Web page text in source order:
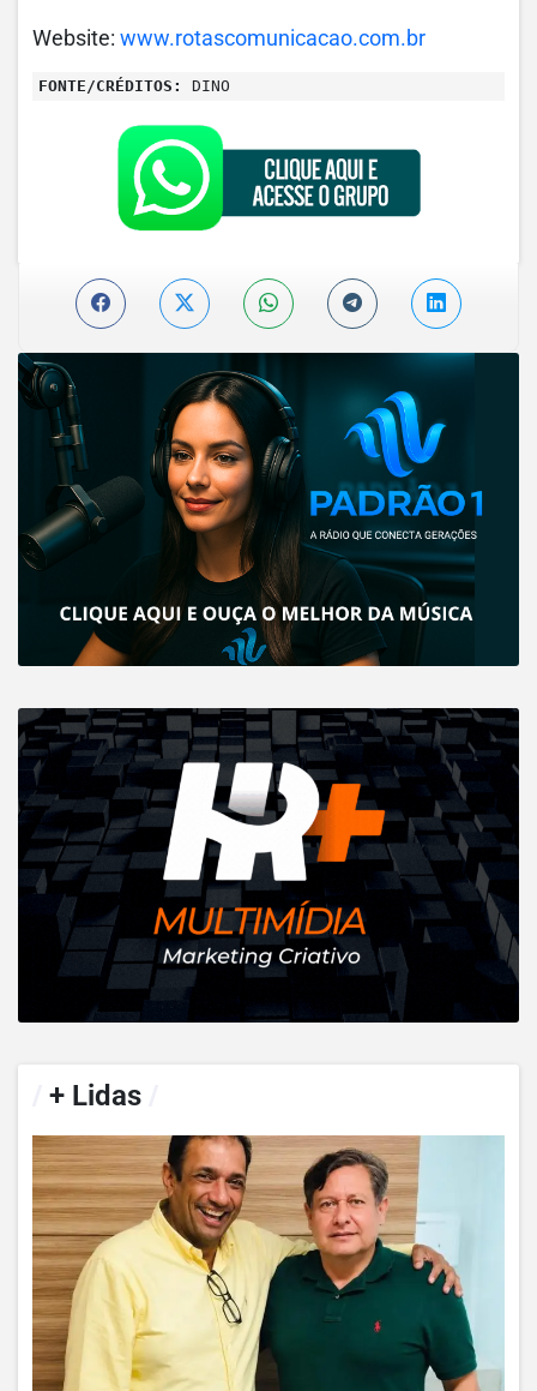
Website: www.rotascomunicacao.com.br
FONTE/CRÉDITOS: DINO
+ Lidas